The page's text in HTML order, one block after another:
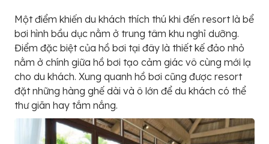
Một điểm khiến du khách thích thú khi đến resort là bể
bơi hình bầu dục nằm ở trung tâm khu nghỉ dưỡng.
Điểm đặc biệt của hồ bơi tại đây là thiết kế đảo nhỏ
nằm ở chính giữa hồ bơi tạo cảm giác vô cùng mới lạ
cho du khách. Xung quanh hồ bơi cũng được resort
đặt những hàng ghế dài và ô lớn để du khách có thể
thư giãn hay tắm nắng.